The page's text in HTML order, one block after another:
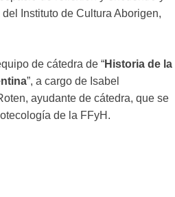
Instituto de Cultura Aborigen,
de cátedra de “Historia de la
”, a cargo de Isabel
ayudante de cátedra, que se
de la FFyH.